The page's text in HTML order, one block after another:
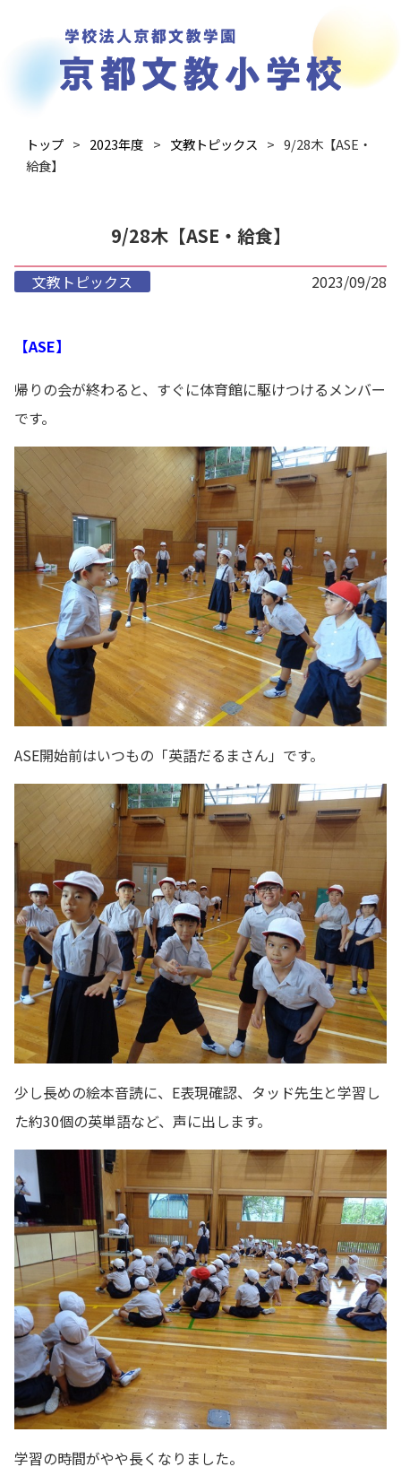
トップ 2023年度 文教トピックス
9/28木【ASE・
給食】
9/28木【ASE・給食】
文教トピックス 2023/09/28
【ASE】
帰りの会が終わると、すぐに体育館に駆けつけるメンバー
です。
ASE開始前はいつもの「英語だるまさん」です。
少し長めの絵本音読に、E表現確認、タッド先生と学習し
た約30個の英単語など、声に出します。
学習の時間がやや長くなりました。